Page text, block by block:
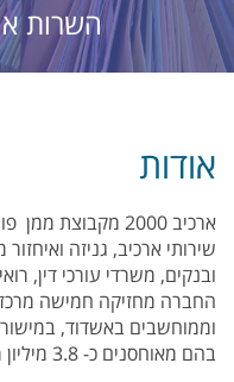
השרות
אודות
שירותי ארכיב, גניזה
ובנקים, משרדי עורכי דין,
החברה מחזיקה חמישה
וממוחשבים באשדוד,
בהם מאוחסנים כ- 3.8 מיליון מיכלי ניירת לטווחי זמן שונים.